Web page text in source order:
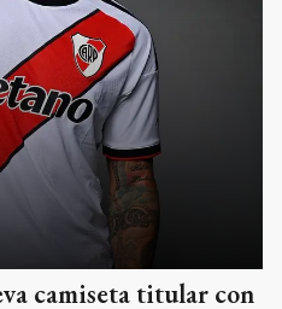
camiseta titular con